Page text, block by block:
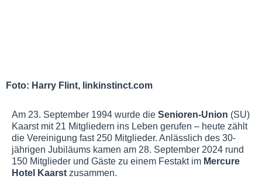
Foto: Harry Flint, linkinstinct.com
Am 23. September 1994 wurde die Senioren-Union (SU)
Kaarst mit 21 Mitgliedern ins Leben gerufen – heute zählt
die Vereinigung fast 250 Mitglieder. Anlässlich des 30-
jährigen Jubiläums kamen am 28. September 2024 rund
150 Mitglieder und Gäste zu einem Festakt im Mercure
Hotel Kaarst zusammen.